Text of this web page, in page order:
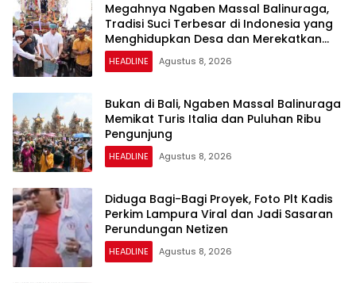
Megahnya Ngaben Massal Balinuraga,
Tradisi Suci Terbesar di Indonesia yang
Menghidupkan Desa dan Merekatkan
Ikatan Keluarga
HEADLINE Agustus 8, 2026
Bukan di Bali, Ngaben Massal Balinuraga
Memikat Turis Italia dan Puluhan Ribu
Pengunjung
HEADLINE Agustus 8, 2026
Diduga Bagi-Bagi Proyek, Foto Plt Kadis
Perkim Lampura Viral dan Jadi Sasaran
Perundungan Netizen
HEADLINE Agustus 8, 2026